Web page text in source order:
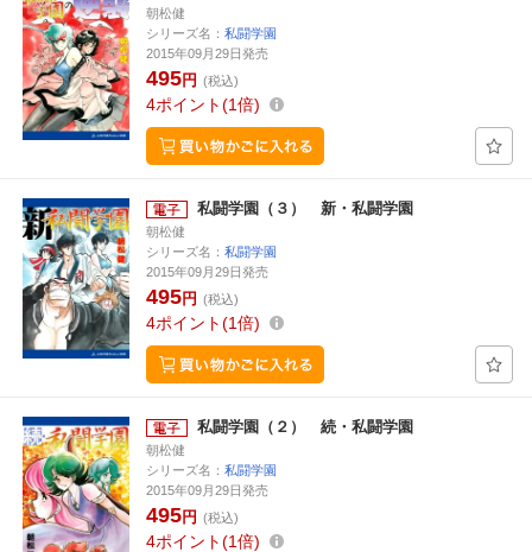
朝松健
シリーズ名： 私闘学園
2015年09月29日発売
495円 (税込)
4ポイント 1倍
私闘学園（３） 新・私闘学園
朝松健
シリーズ名： 私闘学園
2015年09月29日発売
495円 (税込)
4ポイント 1倍
私闘学園（２） 続・私闘学園
朝松健
シリーズ名： 私闘学園
2015年09月29日発売
495円 (税込)
4ポイント 1倍